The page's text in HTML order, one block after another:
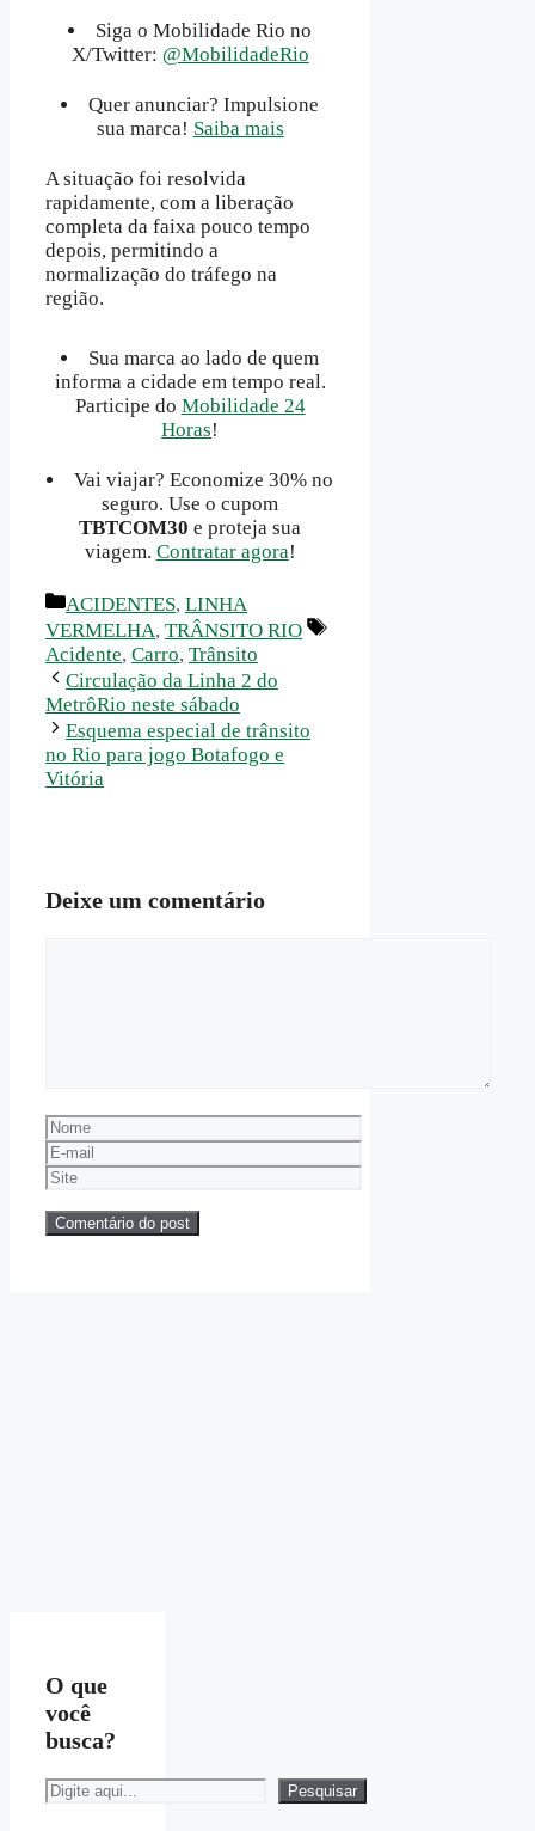
Siga o Mobilidade Rio no
X/Twitter: @MobilidadeRio
Quer anunciar? Impulsione
sua marca! Saiba mais
A situação foi resolvida
rapidamente, com a liberação
completa da faixa pouco tempo
depois, permitindo a
normalização do tráfego na
região.
Sua marca ao lado de quem
informa a cidade em tempo real.
Participe do Mobilidade 24
Horas!
Vai viajar? Economize 30% no
seguro. Use o cupom
TBTCOM30 e proteja sua
viagem. Contratar agora!
Categorias
ACIDENTES, LINHA
VERMELHA, TRÂNSITO RIO
Tags
Acidente, Carro, Trânsito
Circulação da Linha 2 do
MetrôRio neste sábado
Esquema especial de trânsito
no Rio para jogo Botafogo e
Vitória
Deixe um comentário
Nome
E-
mail
Site
O que
você
busca?
Pesquisar Pesquisar